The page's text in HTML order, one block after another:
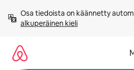
sisältö
väliin
Osa tiedoista on käännetty
alkuperäinen kieli